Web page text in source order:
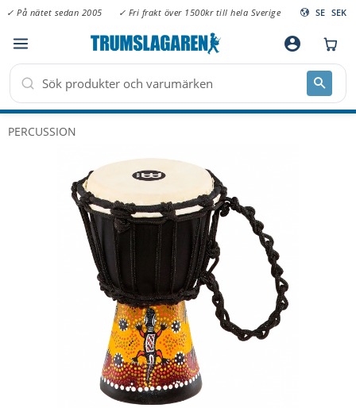
Meny
✓ På nätet sedan 2005 ✓ Fri frakt över 1500kr till hela Sverige SE SEK
account_circle
PERCUSSION